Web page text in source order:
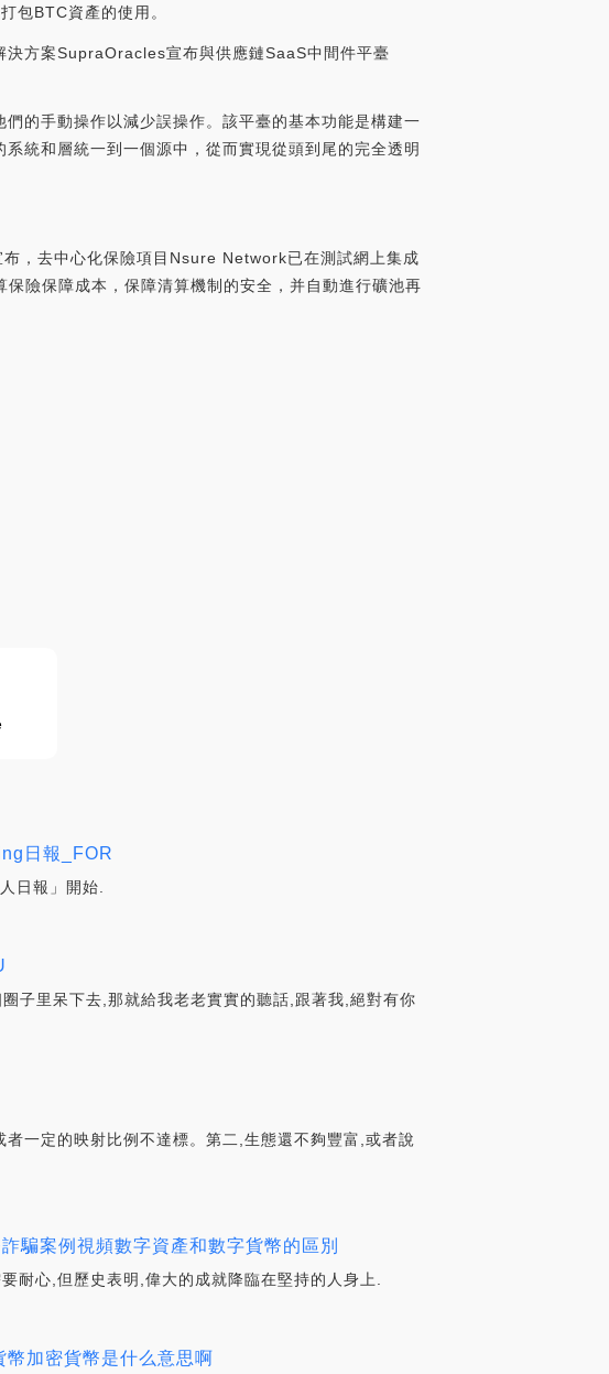
包BTC資產的使用。
方案SupraOracles宣布與供應鏈SaaS中間件平臺
的手動操作以減少誤操作。該平臺的基本功能是構建一
統和層統一到一個源中，從而實現從頭到尾的完全透明
，去中心化保險項目Nsure Network已在測試網上集成
險保障成本，保障清算機制的安全，并自動進行礦池再
日報_FOR
日報」開始.
子里呆下去,那就給我老老實實的聽話,跟著我,絕對有你
一定的映射比例不達標。第二,生態還不夠豐富,或者說
騙案例視頻數字資產和數字貨幣的區別
耐心,但歷史表明,偉大的成就降臨在堅持的人身上.
加密貨幣是什么意思啊